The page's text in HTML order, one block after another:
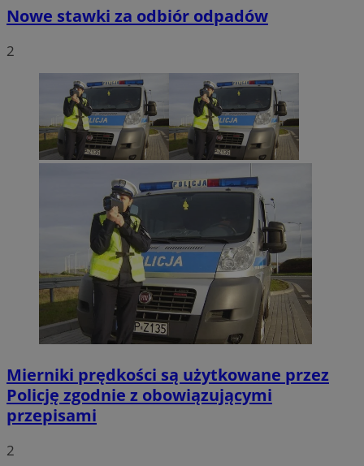
Nowe stawki za odbiór odpadów
2
Mierniki prędkości są użytkowane przez
Policję zgodnie z obowiązującymi
przepisami
2